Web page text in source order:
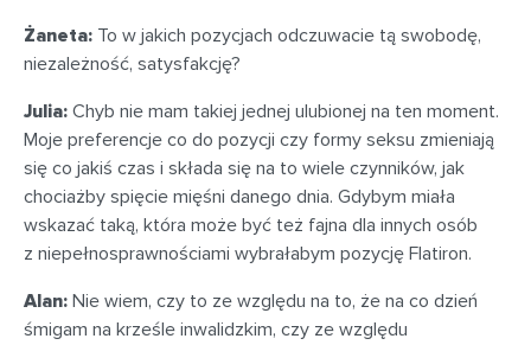
Żaneta: To w jakich pozycjach odczuwacie tą swobodę,
niezależność, satysfakcję?
Julia: Chyb nie mam takiej jednej ulubionej na ten moment.
Moje preferencje co do pozycji czy formy seksu zmieniają
się co jakiś czas i składa się na to wiele czynników, jak
chociażby spięcie mięśni danego dnia. Gdybym miała
wskazać taką, która może być też fajna dla innych osób
z niepełnosprawnościami wybrałabym pozycję Flatiron.
Alan: Nie wiem, czy to ze względu na to, że na co dzień
śmigam na krześle inwalidzkim, czy ze względu